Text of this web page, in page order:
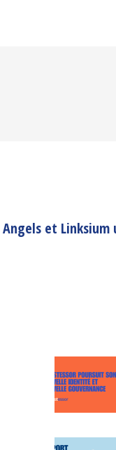
Angels et